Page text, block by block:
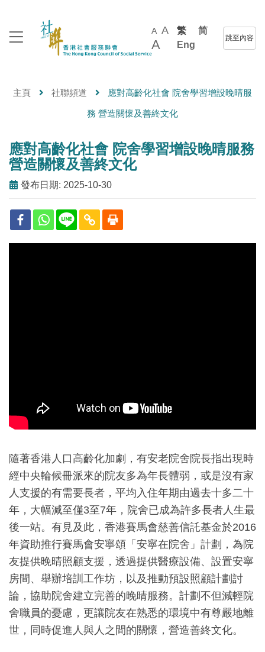
A A
A
繁
简
Eng
跳至內容
主頁 社聯頻道 應對高齡化社會 院舍學習增設晚晴服
務 營造關懷及善終文化
應對高齡化社會 院舍學習增設晚晴服務
營造關懷及善終文化
發布日期: 2025-10-30
隨著香港人口高齡化加劇，有安老院舍院長指出現時
經中央輪候冊派來的院友多為年長體弱，或是沒有家
人支援的有需要長者，平均入住年期由過去十多二十
年，大幅減至僅3至7年，院舍已成為許多長者人生最
後一站。有見及此，香港賽馬會慈善信託基金於2016
年資助推行賽馬會安寧頌「安寧在院舍」計劃，為院
友提供晚晴照顧支援，透過提供醫療設備、設置安寧
房間、舉辦培訓工作坊，以及推動預設照顧計劃討
論，協助院舍建立完善的晚晴服務。計劃不但減輕院
舍職員的憂慮，更讓院友在熟悉的環境中有尊嚴地離
世，同時促進人與人之間的關懷，營造善終文化。